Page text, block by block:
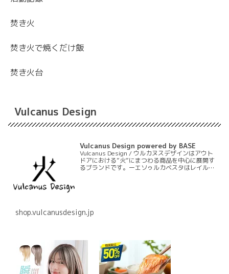
焚き火
焚き火で焼くだけ飯
焚き火台
Vulcanus Design
Vulcanus Design powered by BASE
Vulcanus Design / ウルカヌスデザインはアウト
ドアにおける”火”にまつわる商品を中心に展開す
るブランドです。ーエソゥルカベスタはレイルロ
shop.vulcanusdesign.jp